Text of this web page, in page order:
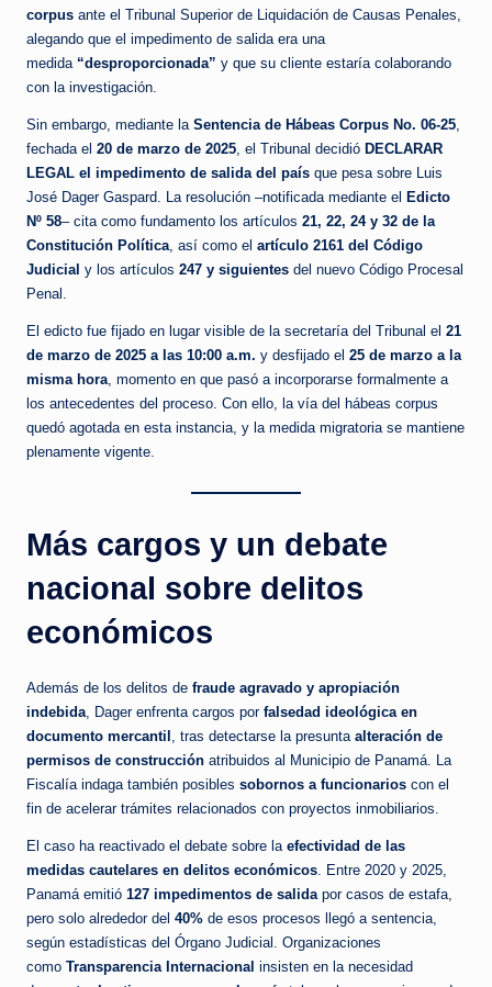
corpus ante el Tribunal Superior de Liquidación de Causas Penales,
alegando que el impedimento de salida era una
medida “desproporcionada” y que su cliente estaría colaborando
con la investigación.
Sin embargo, mediante la Sentencia de Hábeas Corpus No. 06-25
fechada el 20 de marzo de 2025 , el Tribunal decidió DECLARAR
LEGAL el impedimento de salida del país que pesa sobre Luis
José Dager Gaspard. La resolución –notificada mediante el Edicto
Nº 58– cita como fundamento los artículos 21, 22, 24 y 32 de la
Constitución Política , así como el artículo 2161 del Código
Judicial y los artículos 247 y siguientes del nuevo Código Procesal
Penal.
El edicto fue fijado en lugar visible de la secretaría del Tribunal el 21
de marzo de 2025 a las 10:00 a.m. y desfijado el 25 de marzo a la
misma hora , momento en que pasó a incorporarse formalmente a
los antecedentes del proceso. Con ello, la vía del hábeas corpus
quedó agotada en esta instancia, y la medida migratoria se mantiene
plenamente vigente.
Más cargos y un debate
nacional sobre delitos
económicos
Además de los delitos de fraude agravado y apropiación
indebida, Dager enfrenta cargos por falsedad ideológica en
documento mercantil , tras detectarse la presunta alteración de
permisos de construcción atribuidos al Municipio de Panamá. La
Fiscalía indaga también posibles sobornos a funcionarios con el
fin de acelerar trámites relacionados con proyectos inmobiliarios.
El caso ha reactivado el debate sobre la efectividad de las
medidas cautelares en delitos económicos. Entre 2020 y 2025,
Panamá emitió 127 impedimentos de salidapor casos de estafa,
pero solo alrededor del 40% de esos procesos llegó a sentencia,
según estadísticas del Órgano Judicial. Organizaciones
como Transparencia Internacional insisten en la necesidad